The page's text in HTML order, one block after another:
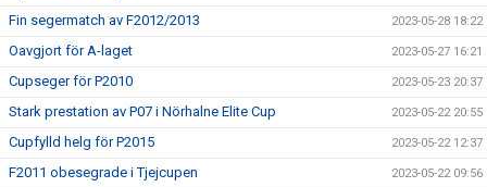
Fin segermatch av F2012/2013 2023-05-28 18:22
Oavgjort för A-laget 2023-05-27 16:21
Cupseger för P2010 2023-05-23 20:37
Stark prestation av P07 i Nörhalne Elite Cup 2023-05-22 20:55
Cupfylld helg för P2015 2023-05-22 12:37
F2011 obesegrade i Tjejcupen 2023-05-22 09:56